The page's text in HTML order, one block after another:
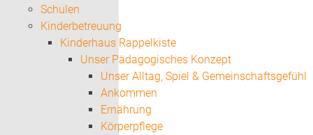
Schulen
Kinderbetreuung
Kinderhaus Rappelkiste
Unser Pädagogisches Konzept
Unser Alltag, Spiel & Gemeinschaftsgefühl
Ankommen
Ernährung
Körperpflege